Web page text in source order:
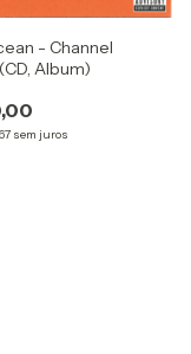
- Channel
Album)
sem juros